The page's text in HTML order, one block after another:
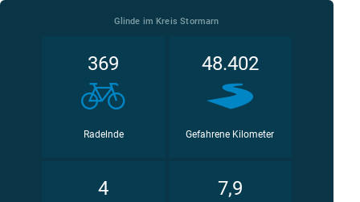
Glinde im Kreis Stormarn
369
Radelnde
48.402
Gefahrene Kilometer
4 7,9